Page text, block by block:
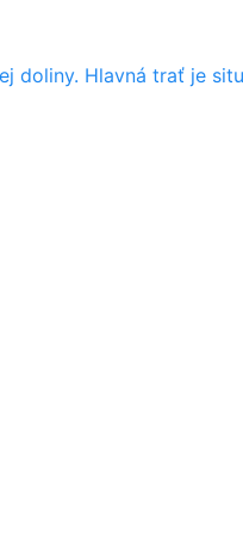
doliny. Hlavná trať je